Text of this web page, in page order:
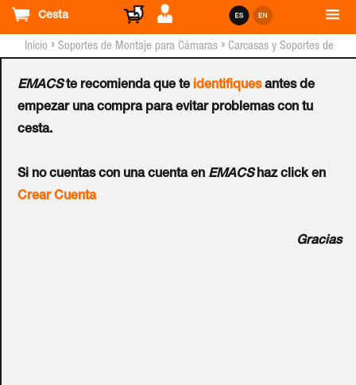
Cesta
EMACSte recomienda que te identifiquesantes de
empezar una compra para evitar problemas con tu
cesta.
Si no cuentas con una cuenta en EMACShaz click en
Crear Cuenta
Gracias
Inicio › Soportes de Montaje para Cámaras › Carcasas y Soportes de
Soporte de Montaje
GEOVISION™ GV-
Mount504 en Pared